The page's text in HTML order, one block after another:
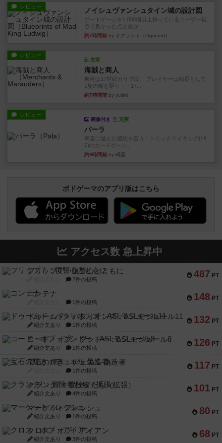
レビュー ノイシュヴァンシュタイン城の設計図
ボードゲームを1,000個以上持っているユーザー視
点で良かった点と悪か...
約7時間前 by オグランド（Oguland）
レビュー
充実
海賊と商人
舞台は17世紀カリブ海！ プレイヤーは船長として
1隻の船を駆り・・17...
約7時間前 by yuishi
レビュー
画像付き 充実
パーラ
率直に遊んだ感想を言う！トリックテイキング(ﾄﾘ
ﾃ)のカードゲーム。 ...
約9時間前 by 鳴屋
ボドゲーマのアプリ版はこちら
アクセス数 急上昇中
487 PT
フリップ７：復讐心とともに
2件の投稿
148 PT
コンテナ
1件の投稿
132 PT
ドゥームド・バタリオンズ：ASLモジュール11
紹介文あり 1件の投稿
126 PT
コード・オブ・ブシドー：ASLモジュール8
紹介文あり 1件の投稿
117 PT
宝石の煌き：デュエル 偽造者
1件の投稿
101 PT
クランク! ：冒険者たち（拡張）
紹介文あり 4件の投稿
80 PT
マーケットフレッシュ
紹介文あり 1件の投稿
68 PT
クロス・オブ・アイアン
紹介文あり 3件の投稿